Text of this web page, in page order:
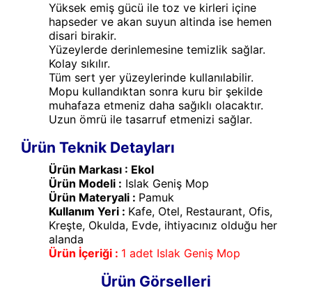
Yüksek emiş gücü ile toz ve kirleri içine
hapseder ve akan suyun altinda ise hemen
disari birakir.
Yüzeylerde derinlemesine temizlik sağlar.
Kolay sıkılır.
Tüm sert yer yüzeylerinde kullanılabilir.
Mopu kullandıktan sonra kuru bir şekilde
muhafaza etmeniz daha sağıklı olacaktır.
Uzun ömrü ile tasarruf etmenizi sağlar.
Ürün Teknik Detayları
Ürün Markası : Ekol
Ürün Modeli : Islak Geniş Mop
Ürün Materyali : Pamuk
Kullanım Yeri : Kafe, Otel, Restaurant, Ofis,
Kreşte, Okulda, Evde, ihtiyacınız olduğu her
alanda
Ürün İçeriği : 1 adet Islak Geniş Mop
Ürün Görselleri